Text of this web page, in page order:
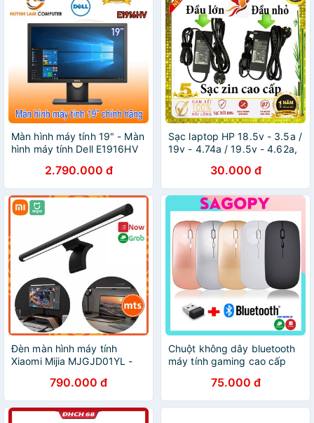
Màn hình máy tính 19" - Màn
hình máy tính Dell E1916HV
2.790.000 đ
Sạc laptop HP 18.5v - 3.5a /
19v - 4.74a / 19.5v - 4.62a,
Sạc hp - sạc máy tính hp
30.000 đ
Đèn màn hình máy tính
Xiaomi Mijia MJGJD01YL -
LED cao cấp chính hãng -
Minh Tín Shop
790.000 đ
Chuột không dây bluetooth
máy tính gaming cao cấp
chuột laptop blutooth tốt
như Logitech
75.000 đ